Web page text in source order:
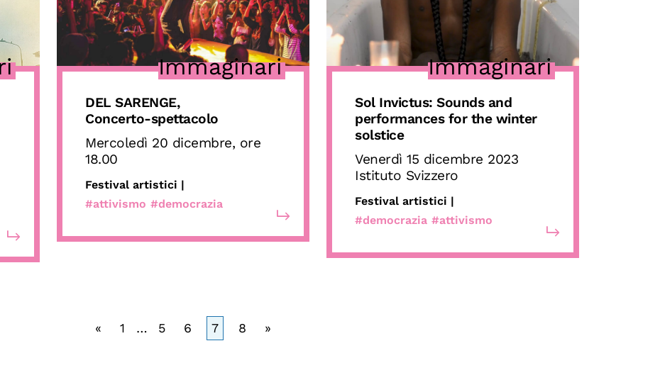
Immaginari
DEL SARENGE,
Concerto-spettacolo
Mercoledì 20 dicembre, ore
18.00
Festival artistici |
#attivismo #democrazia
Immaginari
Sol Invictus: Sounds and
performances for the winter
solstice
Venerdì 15 dicembre 2023
Istituto Svizzero
Festival artistici |
#democrazia #attivismo
« 1 … 5 6 7 8 »